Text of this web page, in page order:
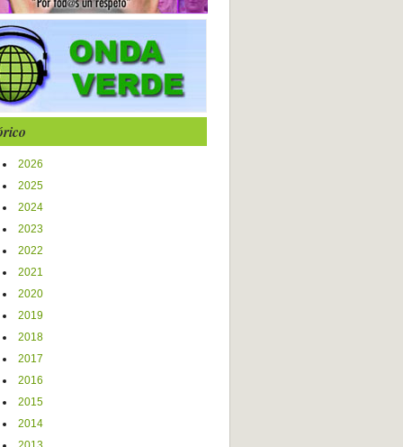
2026
2025
2024
2023
2022
2021
2020
2019
2018
2017
2016
2015
2014